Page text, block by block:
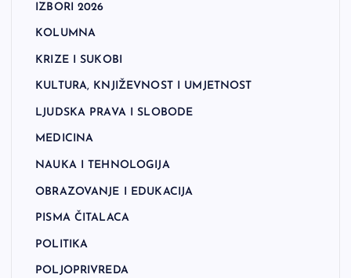
IZBORI 2026
KOLUMNA
KRIZE I SUKOBI
KULTURA, KNJIŽEVNOST I UMJETNOST
LJUDSKA PRAVA I SLOBODE
MEDICINA
NAUKA I TEHNOLOGIJA
OBRAZOVANJE I EDUKACIJA
PISMA ČITALACA
POLITIKA
POLJOPRIVREDA